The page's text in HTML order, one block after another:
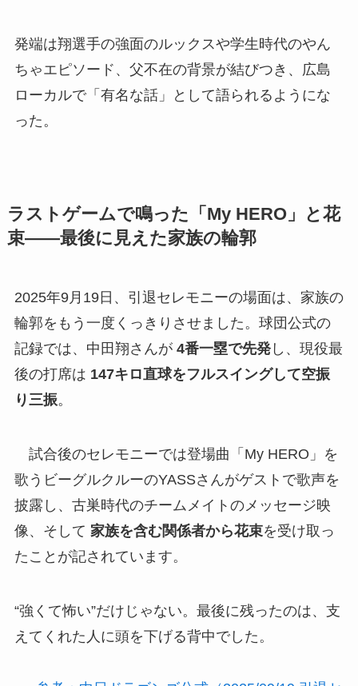
発端は翔選手の強面のルックスや学生時代のやん
ちゃエピソード、父不在の背景が結びつき、広島
ローカルで「有名な話」として語られるようにな
った。
ラストゲームで鳴った「My HERO」と花
束——最後に見えた家族の輪郭
2025年9月19日、引退セレモニーの場面は、家族の
輪郭をもう一度くっきりさせました。球団公式の
記録では、中田翔さんが 4番一塁で先発し、現役最
後の打席は 147キロ直球をフルスイングして空振
り三振。
試合後のセレモニーでは登場曲「My HERO」を
歌うビーグルクルーのYASSさんがゲストで歌声を
披露し、古巣時代のチームメイトのメッセージ映
像、そして 家族を含む関係者から花束を受け取っ
たことが記されています。
“強くて怖い”だけじゃない。最後に残ったのは、支
えてくれた人に頭を下げる背中でした。